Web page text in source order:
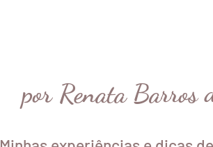
por Renata Barros